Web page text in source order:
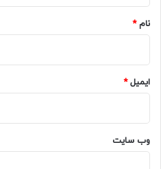
نام*
ایمیل*
وب‌ سایت